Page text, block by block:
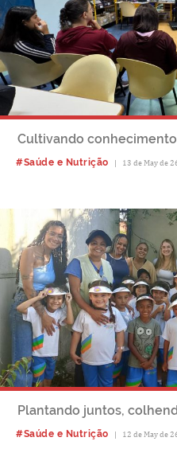
Cultivando
#Saúde e Nutrição | 13 de May de
Plantando juntos,
#Saúde e Nutrição | 12 de May de